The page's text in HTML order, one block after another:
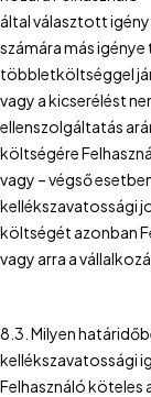
által választott
számára más
többletköltséggel
vagy a kicserélést
ellenszolgáltatás
költségére
vagy – végső
kellékszavatossági
költségét azonban
vagy arra a
8.3. Milyen
kellékszavatossági
Felhasználó köteles